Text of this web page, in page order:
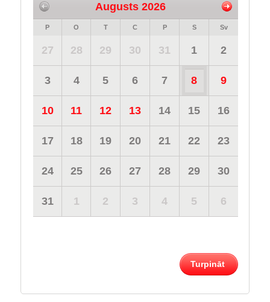
Augusts 2026
P O T C P S Sv
27 28 29 30 31 1 2
3 4 5 6 7 8 9
10 11 12 13 14 15 16
17 18 19 20 21 22 23
24 25 26 27 28 29 30
31 1 2 3 4 5 6
Turpināt